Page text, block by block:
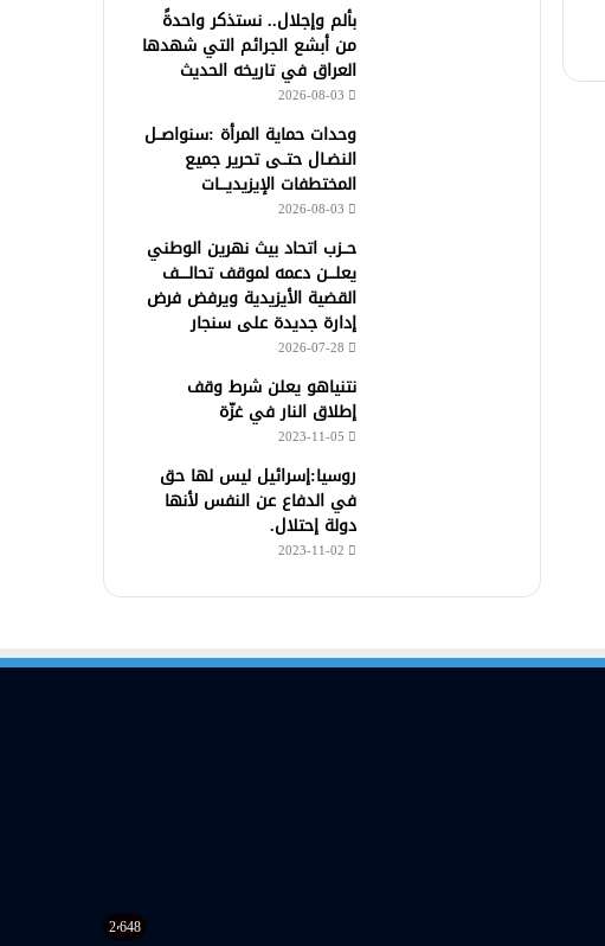
بألم وإجلال.. نستذكر واحدةً
من أبشع الجرائم التي شهدها
العراق في تاريخه الحديث
2026-08-03
وحدات حماية المرأة :سنواصــل
النضـال حتــى تحرير جميع
المختطفات الإيزيديـــات
2026-08-03
حــزب اتحاد بيث نهرين الوطني
يعلـــن دعمه لموقف تحالــــف
القضية الأيزيدية ويرفض فرض
إدارة جديدة على سنجار
2026-07-28
نتنياهو يعلن شرط وقف
إطلاق النار في غزّة
2023-11-05
روسيا:إسرائيل ليس لها حق
في الدفاع عن النفس لأنها
دولة إحتلال.
2023-11-02
2٬648